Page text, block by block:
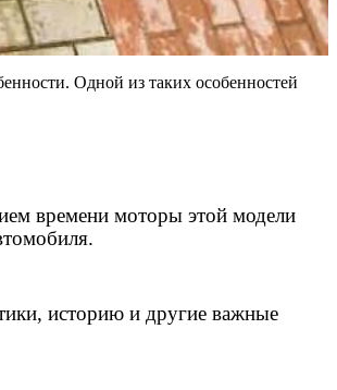
Одной из таких особенностей
времени моторы этой модели
историю и другие важные